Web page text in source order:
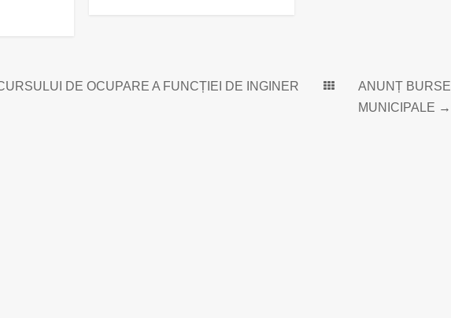
DE OCUPARE A FUNCȚIEI DE INGINER
ANUNȚ BURSE
MUNICIPALE →